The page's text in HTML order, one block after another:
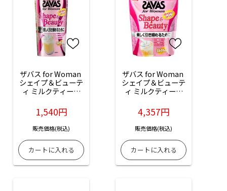
ザバス for Woman
シェイプ＆ビューテ
ィ ミルクティー風
1,540円
販売価格(税込)
ザバス for Woman
シェイプ＆ビューテ
ィ ミルクティー風
4,357円
販売価格(税込)